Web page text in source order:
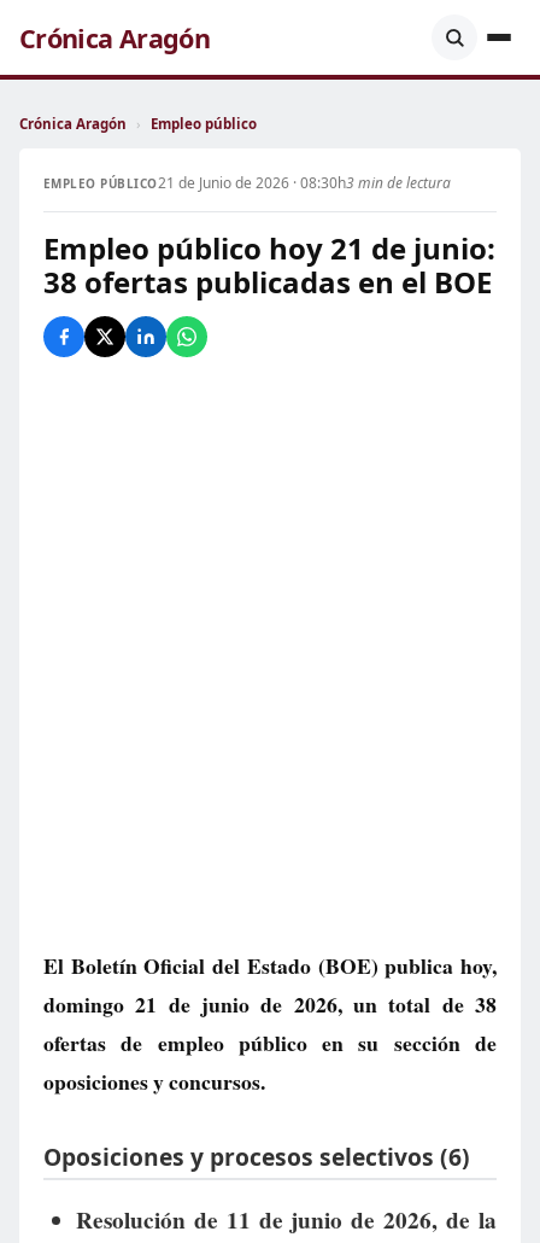
Crónica Aragón
Crónica Aragón › Empleo público
EMPLEO PÚBLICO21 de Junio de 2026 · 08:30h3 min de lectura
Empleo público hoy 21 de junio:
38 ofertas publicadas en el BOE
El Boletín Oficial del Estado (BOE) publica hoy,
domingo 21 de junio de 2026, un total de 38
ofertas de empleo públicoen su sección de
oposiciones y concursos.
Oposiciones y procesos selectivos (6)
Resolución de 11 de junio de 2026, de la